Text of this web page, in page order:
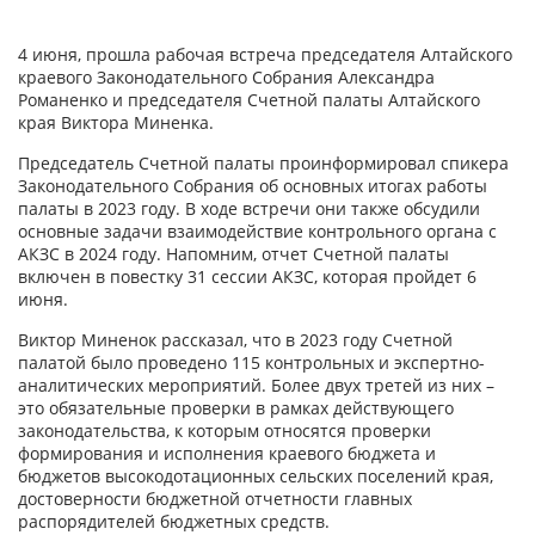
4 июня, прошла рабочая встреча председателя Алтайского
краевого Законодательного Собрания Александра
Романенко и председателя Счетной палаты Алтайского
края Виктора Миненка.
Председатель Счетной палаты проинформировал спикера
Законодательного Собрания об основных итогах работы
палаты в 2023 году. В ходе встречи они также обсудили
основные задачи взаимодействие контрольного органа с
АКЗС в 2024 году. Напомним, отчет Счетной палаты
включен в повестку 31 сессии АКЗС, которая пройдет 6
июня.
Виктор Миненок рассказал, что в 2023 году Счетной
палатой было проведено 115 контрольных и экспертно-
аналитических мероприятий. Более двух третей из них –
это обязательные проверки в рамках действующего
законодательства, к которым относятся проверки
формирования и исполнения краевого бюджета и
бюджетов высокодотационных сельских поселений края,
достоверности бюджетной отчетности главных
распорядителей бюджетных средств.